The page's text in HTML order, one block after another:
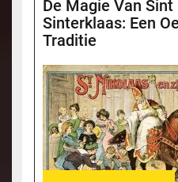
De Magie Van Sint
Sinterklaas: Een
Traditie